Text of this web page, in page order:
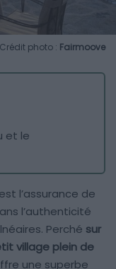
Crédit photo : Fairmoove
et le
l’assurance de
l’authenticité
Perché sur
village plein de
une superbe